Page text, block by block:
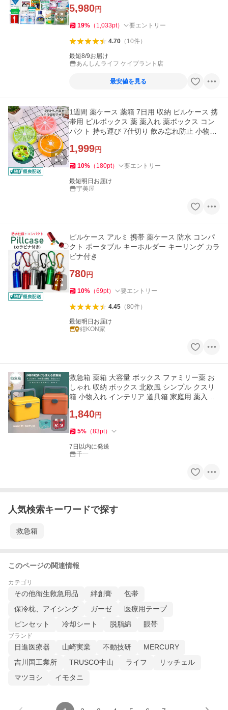
5,980円
19% （ 1,033pt） 要エントリー
4.70（ 10件）
最短8/9お届け
あんしんライフ ケイプラント店
最安値を見る
1週間 薬ケース 薬箱 7日用 収納 ピルケース 携
帯用 ピルボックス 薬 薬入れ 薬ボックス コン
パクト 持ち運び 7仕切り 飲み忘れ防止 小物入
1,999円
10% （ 180pt） 要エントリー
最短明日お届け
宇美屋
ピルケース アルミ 携帯 薬ケース 防水 コンパ
クト ポータブル キーホルダー キーリング カラ
ビナ付き
780円
10% （69pt） 要エントリー
4.45（80件）
最短明日お届け
紺KON家
救急箱 薬箱 大容量 ボックス ファミリー薬 お
しゃれ 収納 ボックス 北欧風 シンプル クスリ
箱 小物入れ インテリア 道具箱 家庭用 薬入れ
1,840円
5% （83pt）
7日以内に発送
千一
人気検索キーワードで探す
救急箱
このページの関連情報
カテゴリ
その他衛生救急用品 絆創膏
包帯
保冷枕、アイシング
ガーゼ
医療用テープ
ピンセット
冷却シート 脱脂綿 眼帯
ブランド
日進医療器 山崎実業 不動技研
MERCURY
吉川国工業所
TRUSCO中山 ライフ
リッチェル
マツヨシ
イモタニ